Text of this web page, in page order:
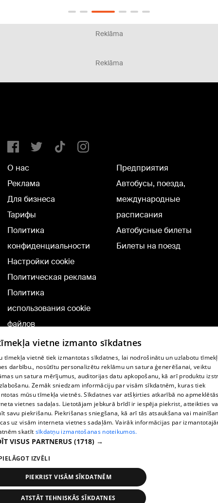
Reklāma
Reklāma
О нас
Реклама
Для бизнеса
Тарифы
Политика
конфиденциальности
Настройки cookie
Политическая реклама
Политика
использования cookie
файлов
Добавление
комментариев
Предприятия
Автобусы, поезда,
международные
расписания
Автобусные билеты
Билеты на поезд
TВ-программа
Условия договора
360 Ziņu kontakti
Helio Media
Служба помощи портала: э-почта -
All rights reserved.
vietne izmanto sīkdatnes
tīmekļa vietnē tiek izmantotas sīkdatnes, lai nodrošinātu un uzlabotu
darbību., nosūtītu personalizētu reklāmu un satura ģenerēšanai, veiktu
un satura mērījumus, auditorijas datu apkopošanu, kā arī produktu
Zemāk sniedzam informāciju par visām sīkdatnēm, kuras tiek
mūsu tīmekļa vietnēs. Sīkdatnes var atšķirties atkarībā no
vietnes sadaļas. Lietotājam jebkurā brīdī ir iespēja piekrist, atteikties
savu piekrišanu. Piekrišanas sniegšana, kā arī tās atsaukšana vai
uz visām interneta vietnes sadaļām. Vairāk informācijas par
skatīt sīkdatņu izmantošanas noteikumos.
VISUS PARTNERUS (1718) →
IZVĒLI
PIEKRIST VISĀM SĪKDATNĒM
ATSTĀT TEHNISKĀS SĪKDATNES